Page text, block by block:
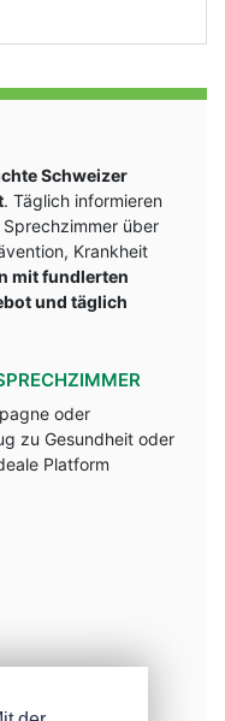
Schweizer
. Täglich informieren
über
Krankheit
mit fundlerten
und täglich
oder
zu Gesundheit oder
Platform